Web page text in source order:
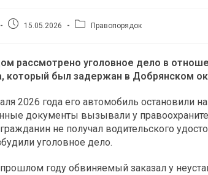
Запись15.05.2026
РубрикаПравопорядок
рассмотрено уголовное дело в
который был задержан в Добрянском
2026 года его автомобиль остановили
документы вызывали у
не получал водительского
уголовное дело.
году обвиняемый заказал у